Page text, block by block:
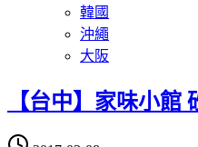
韓國
沖繩
大阪
【台中】家味小館